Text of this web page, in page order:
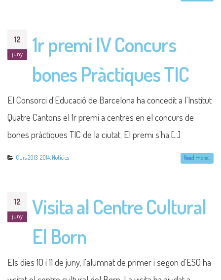
12
juny
1r premi IV Concurs
bones Pràctiques TIC
El Consorci d'Educació de Barcelona ha concedit a l'Institut
Quatre Cantons el 1r premi a centres en el concurs de
bones pràctiques TIC de la ciutat. El premi s'ha [...]
Curs 2013-2014, Notícies Read more...
12
juny
Visita al Centre Cultural
El Born
Els dies 10 i 11 de juny, l'alumnat de primer i segon d'ESO ha